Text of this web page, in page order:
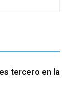
tercero en la